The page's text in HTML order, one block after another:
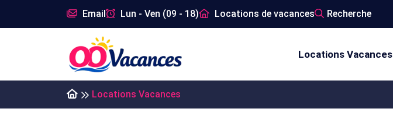
Email Lun - Ven (09 - 18) Locations de vacances Recherche
Locations Vacances
Locations Vacances